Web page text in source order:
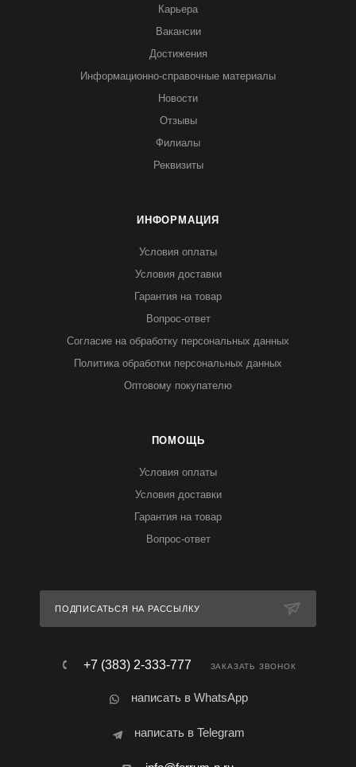
Карьера
Вакансии
Достижения
Информационно-справочные материалы
Новости
Отзывы
Филиалы
Реквизиты
ИНФОРМАЦИЯ
Условия оплаты
Условия доставки
Гарантия на товар
Вопрос-ответ
Согласие на обработку персональных данных
Политика обработки персональных данных
Оптовому покупателю
ПОМОЩЬ
Условия оплаты
Условия доставки
Гарантия на товар
Вопрос-ответ
ПОДПИСАТЬСЯ НА РАССЫЛКУ
+7 (383) 2-333-777 ЗАКАЗАТЬ ЗВОНОК
написать в WhatsApp
написать в Telegram